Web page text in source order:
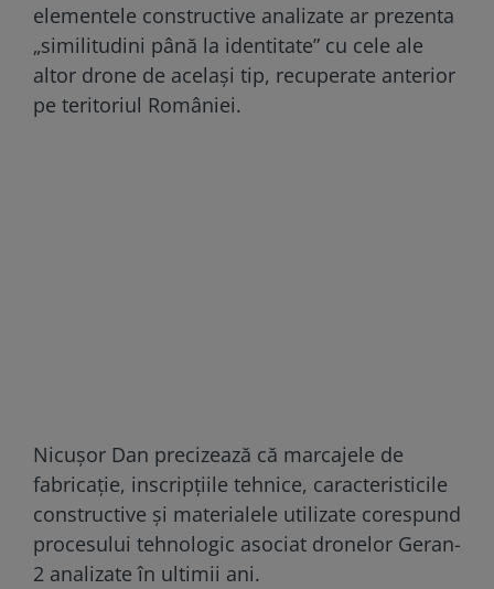
elementele constructive analizate ar prezenta
„similitudini până la identitate” cu cele ale
altor drone de același tip, recuperate anterior
pe teritoriul României.
Nicușor Dan precizează că marcajele de
fabricație, inscripțiile tehnice, caracteristicile
constructive și materialele utilizate corespund
procesului tehnologic asociat dronelor Geran-
2 analizate în ultimii ani.